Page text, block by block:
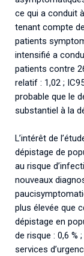
ce qui a conduit
tenant compte
patients
intensifié a
patients contre
relatif : 1,02 ;
probable que le
substantiel à la
L’intérêt de
dépistage de
au risque
nouveaux
plus élevée que
dépistage en
de risque : 0,6 %
services